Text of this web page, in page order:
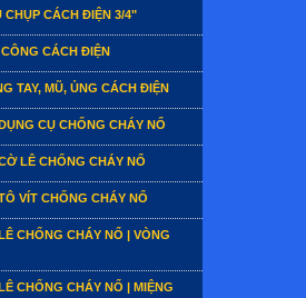
CHỤP CÁCH ĐIỆN 3/4"
CÔNG CÁCH ĐIỆN
TAY, MŨ, ỦNG CÁCH ĐIỆN
CỤ CHỐNG CHÁY NỔ
LÊ CHỐNG CHÁY NỔ
VÍT CHỐNG CHÁY NỔ
CHỐNG CHÁY NỔ | VÒNG
CHỐNG CHÁY NỔ | MIỆNG